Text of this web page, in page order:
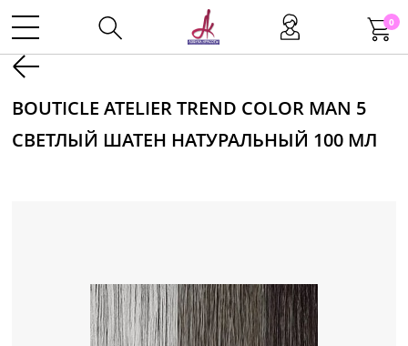
0
Инструменты
Маникюр
BOUTICLE ATELIER TREND COLOR MAN 5
СВЕТЛЫЙ ШАТЕН НАТУРАЛЬНЫЙ 100 МЛ